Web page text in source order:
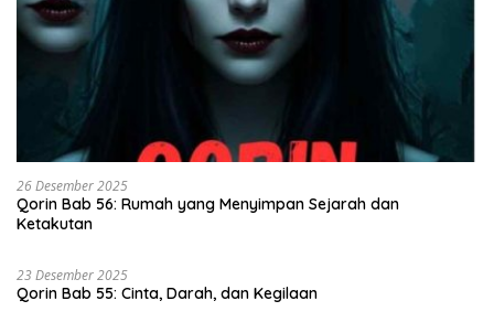
26 Desember 2025
Qorin Bab 56: Rumah yang Menyimpan Sejarah dan
Ketakutan
23 Desember 2025
Qorin Bab 55: Cinta, Darah, dan Kegilaan